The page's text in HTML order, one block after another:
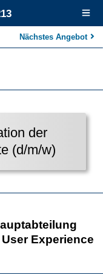
Open
menu
Nächstes Angebot
der
(d/m/w)
Experience